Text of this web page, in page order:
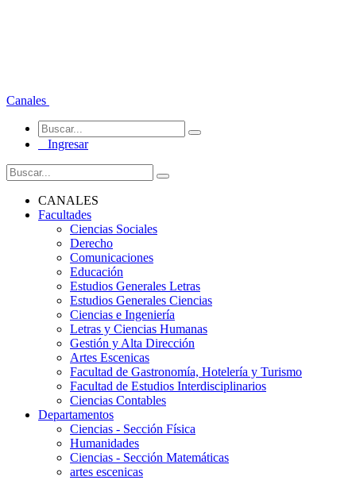
Canales
Ingresar
CANALES
Facultades
Ciencias Sociales
Derecho
Comunicaciones
Educación
Estudios Generales Letras
Estudios Generales Ciencias
Ciencias e Ingeniería
Letras y Ciencias Humanas
Gestión y Alta Dirección
Artes Escenicas
Facultad de Gastronomía, Hotelería y Turismo
Facultad de Estudios Interdisciplinarios
Ciencias Contables
Departamentos
Ciencias - Sección Física
Humanidades
Ciencias - Sección Matemáticas
artes escenicas